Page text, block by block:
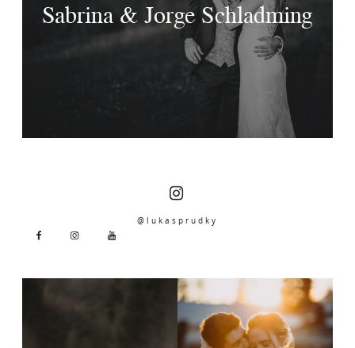
Sabrina & Jorge Schladming
@lukasprudky